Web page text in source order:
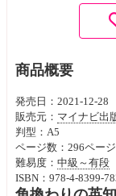
商品概要
発売日：2021-12-28
販売元： マイナビ出
判型：A5
ページ数：296ページ
難易度： 中級～有段
ISBN：978-4-8399-